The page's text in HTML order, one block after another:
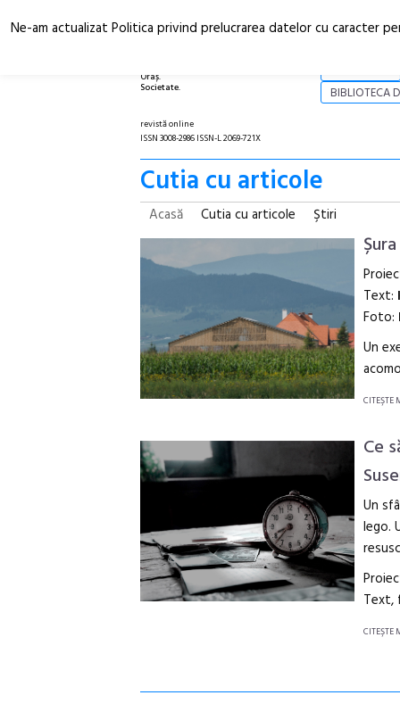
Oraș.
Societate.
BIBLIOTECA
revistă online
ISSN 3008-2986 ISSN-L 2069-721X
Cutia cu articole
Acasă Cutia cu articole Ştiri
Text:
Foto:
Un
CITEŞTE
Ce
Un
lego.
Text,
CITEŞTE
Ne-am actualizat Politica privind prelucrarea datelor cu caracter